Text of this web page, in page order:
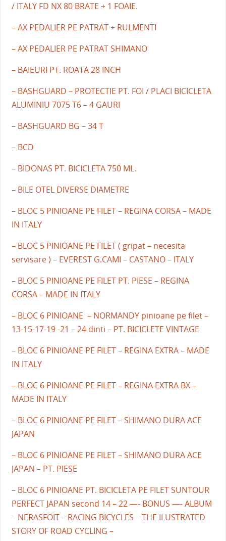
/ ITALY FD NX 80 BRATE + 1 FOAIE.
– AX PEDALIER PE PATRAT + RULMENTI
– AX PEDALIER PE PATRAT SHIMANO
– BAIEURI PT. ROATA 28 INCH
– BASHGUARD – PROTECTIE PT. FOI / PLACI BICICLETA
ALUMINIU 7075 T6 – 4 GAURI
– BASHGUARD BG – 34 T
– BCD
– BIDONAS PT. BICICLETA 750 ML.
– BILE OTEL DIVERSE DIAMETRE
– BLOC 5 PINIOANE PE FILET – REGINA CORSA – MADE
IN ITALY
– BLOC 5 PINIOANE PE FILET ( gripat – necesita
servisare ) – EVEREST G.CAMI – CASTANO – ITALY
– BLOC 5 PINIOANE PE FILET PT. PIESE – REGINA
CORSA – MADE IN ITALY
– BLOC 6 PINIOANE – NORMANDY pinioane pe filet –
13-15-17-19 -21 – 24 dinti – PT. BICICLETE VINTAGE
– BLOC 6 PINIOANE PE FILET – REGINA EXTRA – MADE
IN ITALY
– BLOC 6 PINIOANE PE FILET – REGINA EXTRA BX –
MADE IN ITALY
– BLOC 6 PINIOANE PE FILET – SHIMANO DURA ACE
JAPAN
– BLOC 6 PINIOANE PE FILET – SHIMANO DURA ACE
JAPAN – PT. PIESE
– BLOC 6 PINIOANE PT. BICICLETA PE FILET SUNTOUR
PERFECT JAPAN second 14 – 22 —- BONUS —- ALBUM
– NERASFOIT – RACING BICYCLES – THE ILUSTRATED
STORY OF ROAD CYCLING –